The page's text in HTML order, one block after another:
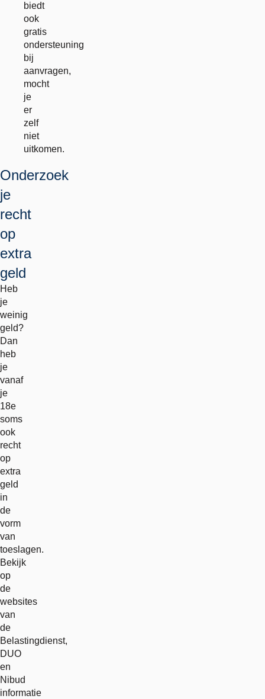
biedt
ook
gratis
ondersteuning
bij
aanvragen,
mocht
je
er
zelf
niet
uitkomen.
Onderzoek
je
recht
op
extra
geld
Heb
je
weinig
geld?
Dan
heb
je
vanaf
je
18e
soms
ook
recht
op
extra
geld
in
de
vorm
van
toeslagen.
Bekijk
op
de
websites
van
de
Belastingdienst,
DUO
en
Nibud
informatie